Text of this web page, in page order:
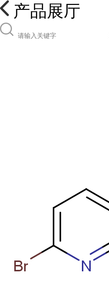
产品展厅